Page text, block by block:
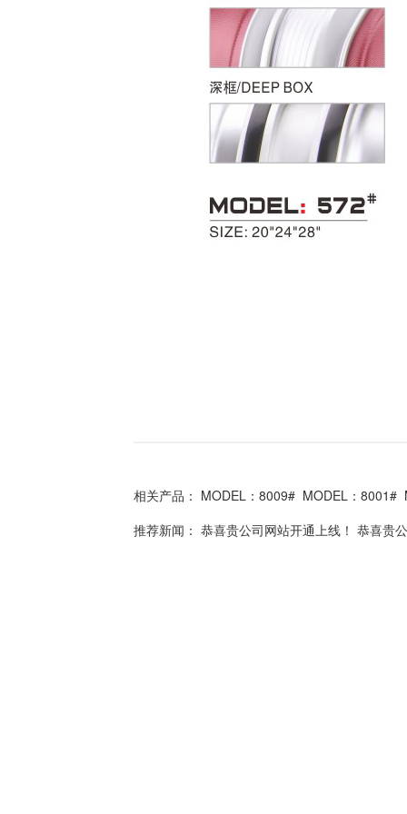
相关产品： MODEL：8009# MODEL：8001#
推荐新闻： 恭喜贵公司网站开通上线！ 恭喜贵